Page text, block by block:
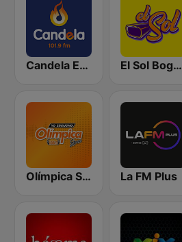
Candela Estereo 101.9 FM El Sol Bogotá
Olímpica Stereo Bogotá 105.9 FM La FM Plus